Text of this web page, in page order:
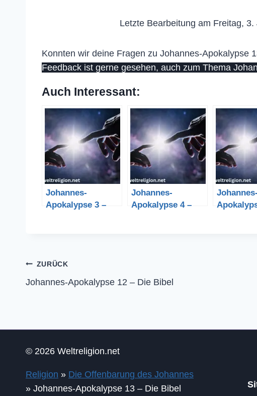
Letzte Bearbeitung am Freitag,
Konnten wir deine Fragen zu Johannes-Apokalypse
Feedback ist gerne gesehen, auch zum Thema
Auch Interessant:
Johannes-
Apokalypse 3 –
Johannes-
Apokalypse 4 –
Johannes-
Beitragsnavigation
ZURÜCK
Johannes-Apokalypse 12 – Die Bibel
© 2026 Weltreligion.net
Religion » Die Offenbarung des Johannes
» Johannes-Apokalypse 13 – Die Bibel